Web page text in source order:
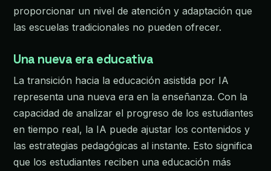
proporcionar un nivel de atención y adaptación que
las escuelas tradicionales no pueden ofrecer.
Una nueva era educativa
La transición hacia la educación asistida por IA
representa una nueva era en la enseñanza. Con la
capacidad de analizar el progreso de los estudiantes
en tiempo real, la IA puede ajustar los contenidos y
las estrategias pedagógicas al instante. Esto significa
que los estudiantes reciben una educación más